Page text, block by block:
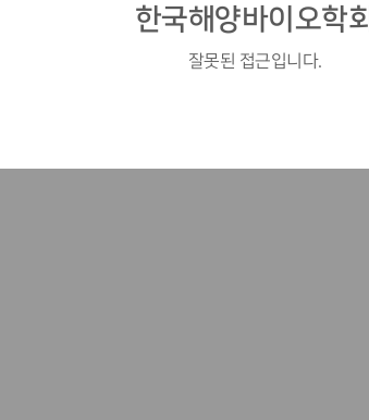
한국해양바이오학회
잘못된 접근입니다.